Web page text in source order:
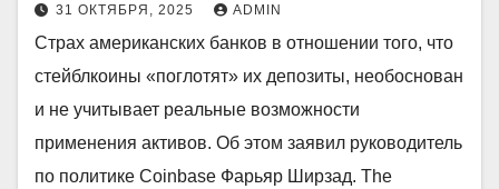
31 ОКТЯБРЯ, 2025 ADMIN
Страх американских банков в отношении того, что
стейблкоины «поглотят» их депозиты, необоснован
и не учитывает реальные возможности
применения активов. Об этом заявил руководитель
по политике Coinbase Фарьяр Ширзад. The